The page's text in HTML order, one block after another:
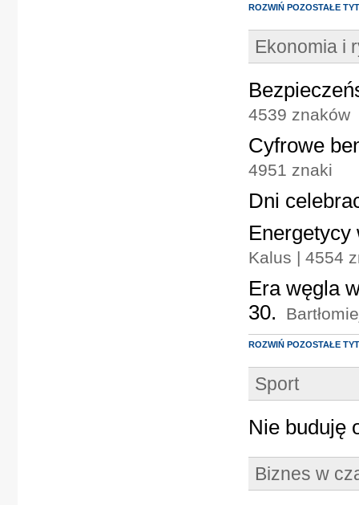
ROZWIŃ POZOSTAŁE
Ekonomia i
4539 znaków
Cyfrowe
4951 znaki
Dni
Kalus | 4554
Era węgla
30.
ROZWIŃ POZOSTAŁE
Sport
Nie buduję
Biznes w